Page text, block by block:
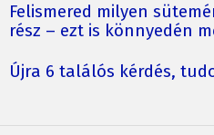
Felismered milyen
rész – ezt is könnyedén
Újra 6 találós kérdés,